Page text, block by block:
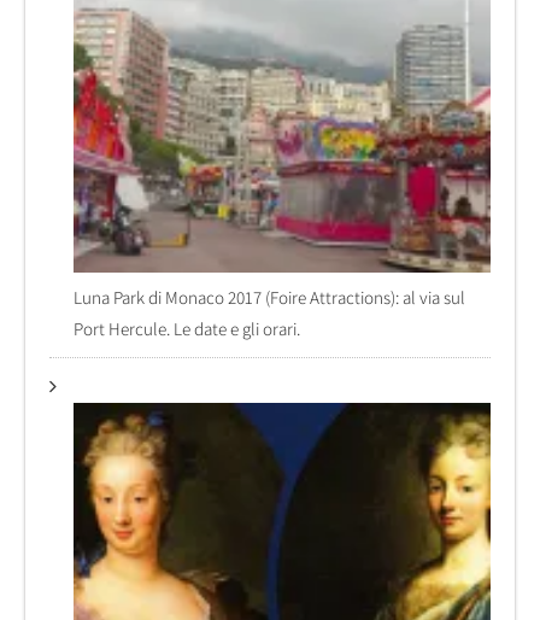
Luna Park di Monaco 2017 (Foire Attractions): al via sul
Port Hercule. Le date e gli orari.